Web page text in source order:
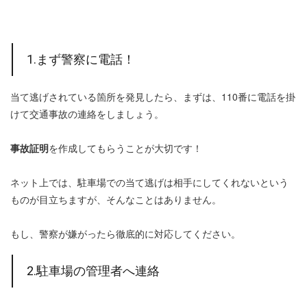
1.まず警察に電話！
当て逃げされている箇所を発見したら、まずは、110番に電話を掛
けて交通事故の連絡をしましょう。
事故証明を作成してもらうことが大切です！
ネット上では、駐車場での当て逃げは相手にしてくれないという
ものが目立ちますが、そんなことはありません。
もし、警察が嫌がったら徹底的に対応してください。
2.駐車場の管理者へ連絡